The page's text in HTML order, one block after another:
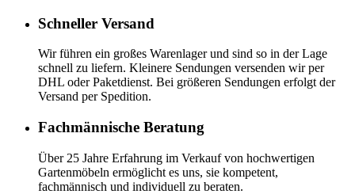
Schneller Versand
Wir führen ein großes Warenlager und sind so in der Lage
schnell zu liefern. Kleinere Sendungen versenden wir per
DHL oder Paketdienst. Bei größeren Sendungen erfolgt der
Versand per Spedition.
Fachmännische Beratung
Über 25 Jahre Erfahrung im Verkauf von hochwertigen
Gartenmöbeln ermöglicht es uns, sie kompetent,
fachmännisch und individuell zu beraten.